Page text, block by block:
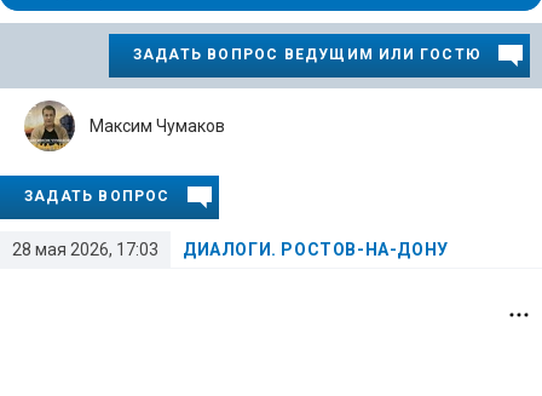
ЗАДАТЬ ВОПРОС ВЕДУЩИМ ИЛИ ГОСТЮ
28 мая 2026, 17:03 ДИАЛОГИ. РОСТОВ-НА-ДОНУ
Максим Чумаков
ЗАДАТЬ ВОПРОС